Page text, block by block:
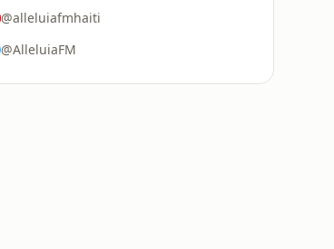
@alleluiafmhaiti
@AlleluiaFM